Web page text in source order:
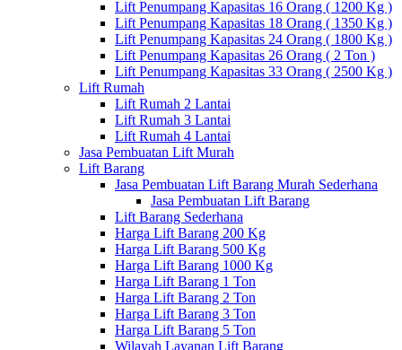
Lift Penumpang Kapasitas 16 Orang ( 1200 Kg )
Lift Penumpang Kapasitas 18 Orang ( 1350 Kg )
Lift Penumpang Kapasitas 24 Orang ( 1800 Kg )
Lift Penumpang Kapasitas 26 Orang ( 2 Ton )
Lift Penumpang Kapasitas 33 Orang ( 2500 Kg )
Lift Rumah
Lift Rumah 2 Lantai
Lift Rumah 3 Lantai
Lift Rumah 4 Lantai
Jasa Pembuatan Lift Murah
Lift Barang
Jasa Pembuatan Lift Barang Murah Sederhana
Jasa Pembuatan Lift Barang
Lift Barang Sederhana
Harga Lift Barang 200 Kg
Harga Lift Barang 500 Kg
Harga Lift Barang 1000 Kg
Harga Lift Barang 1 Ton
Harga Lift Barang 2 Ton
Harga Lift Barang 3 Ton
Harga Lift Barang 5 Ton
Wilayah Layanan Lift Barang